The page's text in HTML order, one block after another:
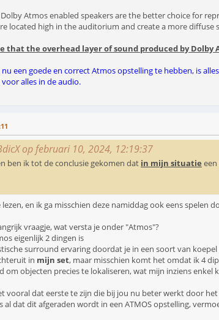
Atmos enabled speakers are the better choice for
located high in the auditorium and create a more diffuse
that the overhead layer of sound produced by
een goede en correct Atmos opstelling te hebben, is
alles in de audio.
op februari 10, 2024, 12:19:37
ben ik tot de conclusie gekomen dat in mijn situatie
en ik ga misschien deze namiddag ook eens
vraagje, wat versta je onder "Atmos"?
eigenlijk 2 dingen is
surround ervaring doordat je in een soort van
in mijn set, maar misschien komt het omdat ik 4
om objecten precies te lokaliseren, wat mijn inziens enkel
vooral dat eerste te zijn die bij jou nu beter werkt door
al dat dit afgeraden wordt in een ATMOS opstelling,